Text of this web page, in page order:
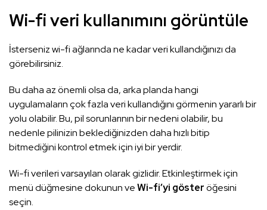
Wi-fi veri kullanımını görüntüle
İsterseniz wi-fi ağlarında ne kadar veri kullandığınızı da
görebilirsiniz.
Bu daha az önemli olsa da, arka planda hangi
uygulamaların çok fazla veri kullandığını görmenin yararlı bir
yolu olabilir. Bu, pil sorunlarının bir nedeni olabilir, bu
nedenle pilinizin beklediğinizden daha hızlı bitip
bitmediğini kontrol etmek için iyi bir yerdir.
Wi-fi verileri varsayılan olarak gizlidir. Etkinleştirmek için
menü düğmesine dokunun veWi-fi’yi gösteröğesini
seçin.